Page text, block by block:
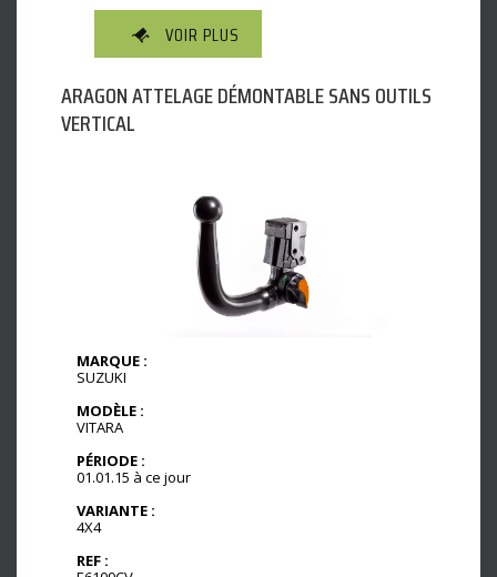
VOIR PLUS
ARAGON ATTELAGE DÉMONTABLE SANS OUTILS
VERTICAL
MARQUE :
SUZUKI
MODÈLE :
VITARA
PÉRIODE :
01.01.15 à ce jour
VARIANTE :
4X4
REF :